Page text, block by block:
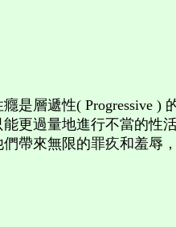
層遞性( Progressive )
更過量地進行不當的性
帶來無限的罪疚和羞辱